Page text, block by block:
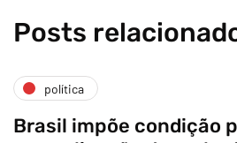
Posts
política
Brasil impõe condição